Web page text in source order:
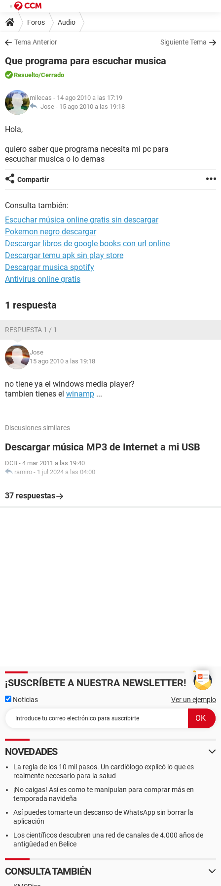
Foros Audio
Tema Anterior Siguiente Tema
Que programa para escuchar musica
Resuelto/Cerrado
milecas - 14 ago 2010 a las 17:19
Jose - 15 ago 2010 a las 19:18
Hola,
quiero saber que programa necesita mi pc para
escuchar musica o lo demas
Compartir
Consulta también:
Escuchar música online gratis sin descargar
Pokemon negro descargar
Descargar libros de google books con url online
Descargar temu apk sin play store
Descargar musica spotify
Antivirus online gratis
1 respuesta
RESPUESTA 1 / 1
Jose
15 ago 2010 a las 19:18
no tiene ya el windows media player?
tambien tienes el winamp ...
Discusiones similares
Descargar música MP3 de Internet a mi USB
DCB - 4 mar 2011 a las 19:40
ramiro - 1 jul 2024 a las 04:00
37 respuestas
¡SUSCRÍBETE A NUESTRA NEWSLETTER!
Noticias Ver un ejemplo
NOVEDADES
La regla de los 10 mil pasos. Un cardiólogo explicó lo que es
realmente necesario para la salud
¡No caigas! Así es como te manipulan para comprar más en
temporada navideña
Así puedes tomarte un descanso de WhatsApp sin borrar la
aplicación
Los científicos descubren una red de canales de 4.000 años de
antigüedad en Belice
CONSULTA TAMBIÉN